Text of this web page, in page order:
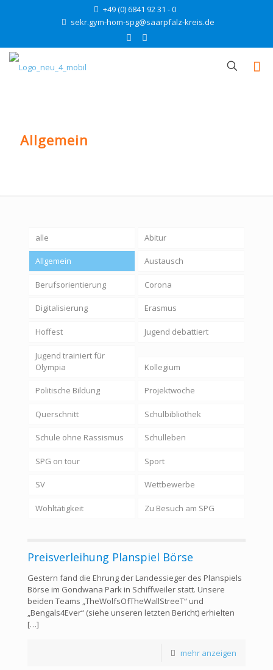
+49 (0) 6841 92 31 - 0
sekr.gym-hom-spg@saarpfalz-kreis.de
Allgemein
alle Abitur
Allgemein Austausch
Berufsorientierung Corona
Digitalisierung Erasmus
Hoffest Jugend debattiert
Jugend trainiert für
Olympia
Kollegium
Politische Bildung Projektwoche
Querschnitt Schulbibliothek
Schule ohne Rassismus Schulleben
SPG on tour Sport
SV Wettbewerbe
Wohltätigkeit Zu Besuch am SPG
Preisverleihung Planspiel Börse
Gestern fand die Ehrung der Landessieger des Planspiels
Börse im Gondwana Park in Schiffweiler statt. Unsere
beiden Teams „TheWolfsOfTheWallStreeT“ und
„Bengals4Ever“ (siehe unseren letzten Bericht) erhielten
[…]
mehr anzeigen